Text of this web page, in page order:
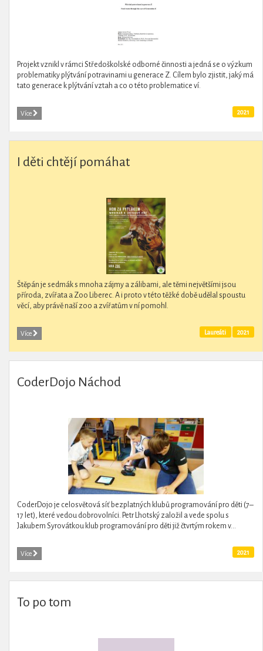
Projekt vznikl v rámci Středoškolské odborné činnosti a jedná se o výzkum
problematiky plýtvání potravinami u generace Z. Cílem bylo zjistit, jaký má
tato generace k plýtvání vztah a co o této problematice ví.
Více 2021
I děti chtějí pomáhat
Štěpán je sedmák s mnoha zájmy a zálibami, ale těmi největšími jsou
příroda, zvířata a Zoo Liberec. A i proto v této těžké době udělal spoustu
věcí, aby právě naší zoo a zvířatům v ní pomohl.
Více 2021
Laureáti
CoderDojo Náchod
CoderDojo je celosvětová síť bezplatných klubů programování pro děti (7–
17 let), které vedou dobrovolníci. Petr Lhotský založil a vede spolu s
Jakubem Syrovátkou klub programování pro děti již čtvrtým rokem v...
Více 2021
To po tom